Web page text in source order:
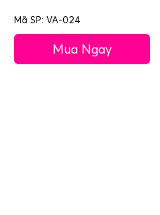
Mã SP: VA-024
Mua Ngay